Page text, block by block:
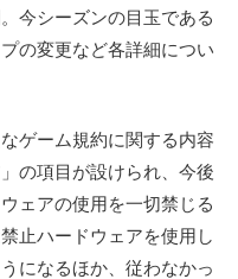
今シーズンの目玉である
の変更など各詳細につい
ゲーム規約に関する内容
の項目が設けられ、今後
ェアの使用を一切禁じる
止ハードウェアを使用し
になるほか、従わなかっ